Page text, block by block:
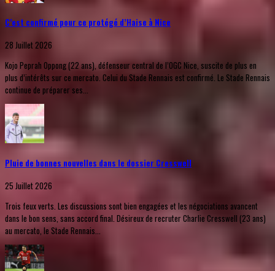
C’est confirmé pour ce protégé d’Haise à Nice
28 Juillet 2026
Kojo Peprah Oppong (22 ans), défenseur central de l’OGC Nice, suscite de plus en
plus d’intérêts sur ce mercato. Celui du Stade Rennais est confirmé. Le Stade Rennais
continue de préparer ses...
Pluie de bonnes nouvelles dans le dossier Cresswell
25 Juillet 2026
Trois feux verts. Les discussions sont bien engagées et les négociations avancent
dans le bon sens, sans accord final. Désireux de recruter Charlie Cresswell (23 ans)
au mercato, le Stade Rennais...